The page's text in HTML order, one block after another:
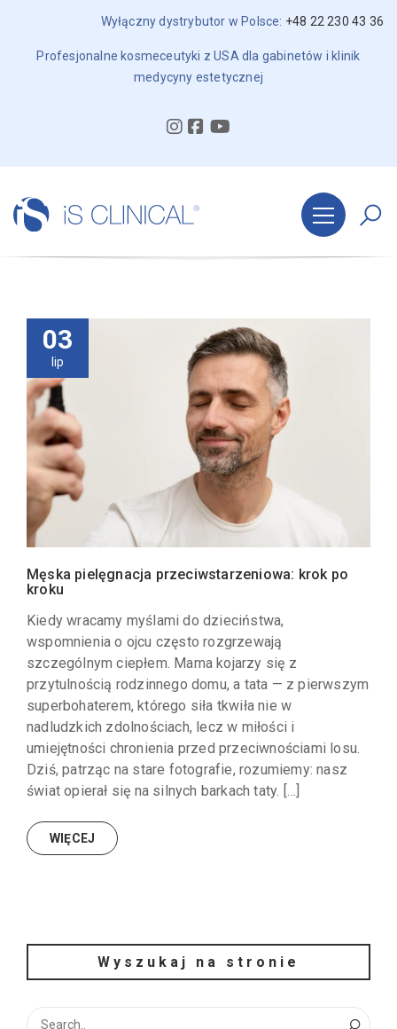
Wyłączny dystrybutor w Polsce: +48 22 230 43 36
Profesjonalne kosmeceutyki z USA dla gabinetów i klinik
medycyny estetycznej
03
lip
Męska pielęgnacja przeciwstarzeniowa: krok po
kroku
Kiedy wracamy myślami do dzieciństwa,
wspomnienia o ojcu często rozgrzewają
szczególnym ciepłem. Mama kojarzy się z
przytulnością rodzinnego domu, a tata — z pierwszym
superbohaterem, którego siła tkwiła nie w
nadludzkich zdolnościach, lecz w miłości i
umiejętności chronienia przed przeciwnościami losu.
Dziś, patrząc na stare fotografie, rozumiemy: nasz
świat opierał się na silnych barkach taty. […]
WIĘCEJ
Wyszukaj na stronie